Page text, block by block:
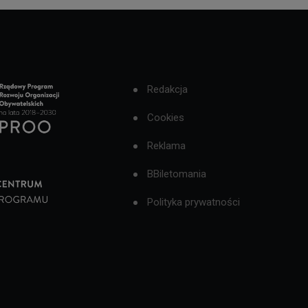
Redakcja
Cookies
Reklama
BBiletomania
Polityka prywatności